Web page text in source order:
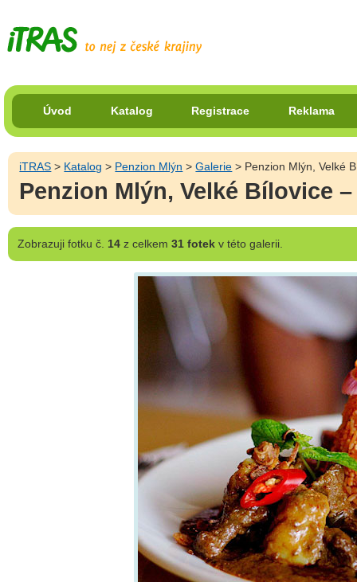
Úvod Katalog Registrace Reklama
iTRAS > Katalog > Penzion Mlýn >Galerie > Penzion Mlýn, Velké
Penzion Mlýn, Velké Bílovice
Zobrazujifotku č. 14z celkem 31 fotekv této galerii.